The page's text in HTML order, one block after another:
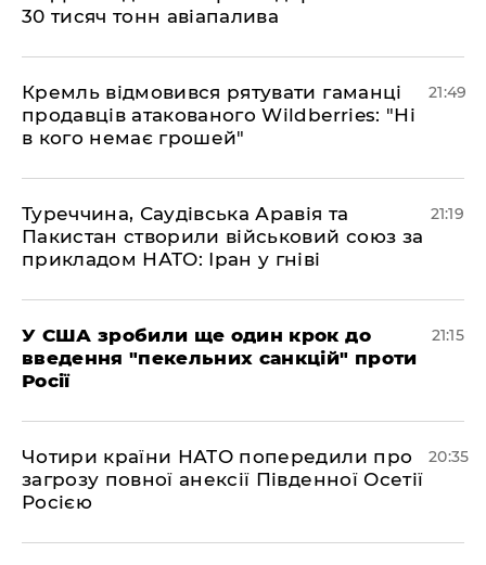
30 тисяч тонн авіапалива
​Кремль відмовився рятувати гаманці
продавців атакованого Wildberries: "Ні
в кого немає грошей"
21:49
​Туреччина, Саудівська Аравія та
Пакистан створили військовий союз за
прикладом НАТО: Іран у гніві
21:19
​У США зробили ще один крок до
введення "пекельних санкцій" проти
Росії
21:15
​Чотири країни НАТО попередили про
загрозу повної анексії Південної Осетії
Росією
20:35